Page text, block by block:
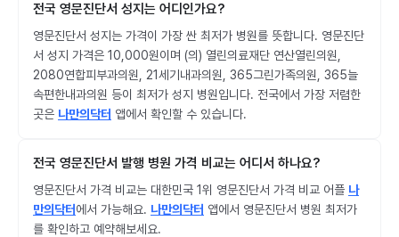
전국 영문진단서 성지는 어디인가요?
영문진단서 성지는 가격이 가장 싼 최저가 병원를 뜻합니다. 영문진단
서 성지 가격은 10,000원이며 (의) 열린의료재단 연산열린의원,
2080연합피부과의원, 21세기내과의원, 365그린가족의원, 365늘
속편한내과의원 등이 최저가 성지 병원입니다. 전국에서 가장 저렴한
곳은 나만의닥터 앱에서 확인할 수 있습니다.
전국 영문진단서 발행 병원 가격 비교는 어디서 하나요?
영문진단서 가격 비교는 대한민국 1위 영문진단서 가격 비교 어플 나
만의닥터에서 가능해요. 나만의닥터 앱에서 영문진단서 병원 최저가
를 확인하고 예약해보세요.